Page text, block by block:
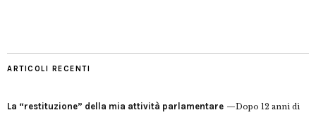
ARTICOLI RECENTI
La “restituzione” della mia attività parlamentare
Dopo 12 anni di